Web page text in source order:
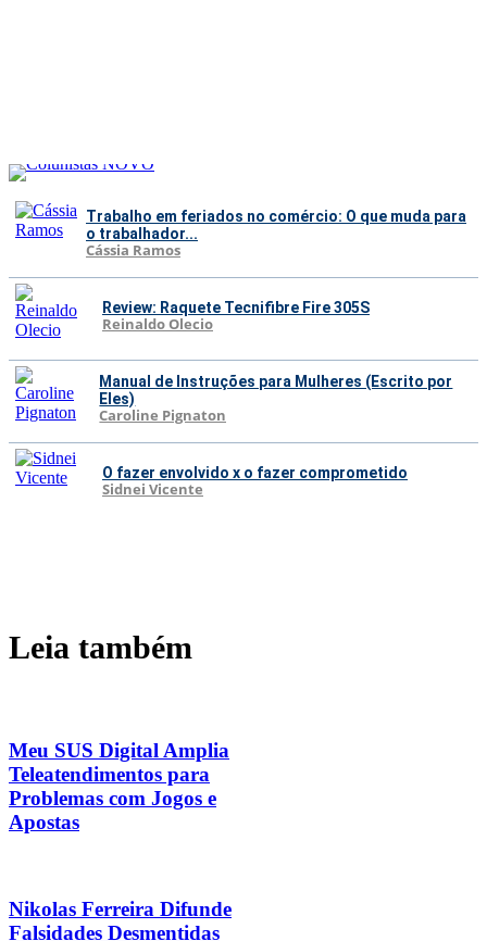
Trabalho em feriados no comércio: O que muda para
o trabalhador...
Cássia Ramos
Review: Raquete Tecnifibre Fire 305S
Reinaldo Olecio
Manual de Instruções para Mulheres (Escrito por
Eles)
Caroline Pignaton
O fazer envolvido x o fazer comprometido
Sidnei Vicente
Leia também
Meu SUS Digital Amplia
Teleatendimentos para
Problemas com Jogos e
Apostas
Nikolas Ferreira Difunde
Falsidades Desmentidas